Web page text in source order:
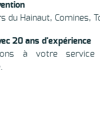
du Hainaut, Comines,
20 ans d'expérience
à votre service